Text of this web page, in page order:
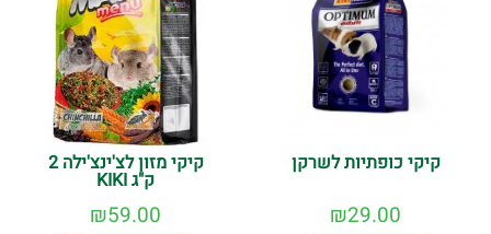
קיקי כופתיות לשרקן
₪29.00
קיקי מזון לצ'ינצ'ילה 2
ק"ג KIKI
₪59.00